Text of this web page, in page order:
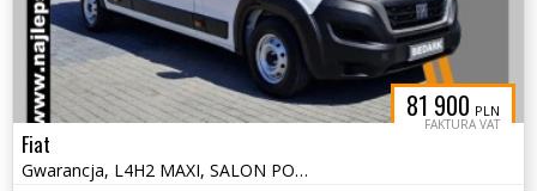
81 900 PLN
FAKTURA VAT
Fiat
Gwarancja, L4H2 MAXI, SALON POLSKA, tempomat, kamera cofania